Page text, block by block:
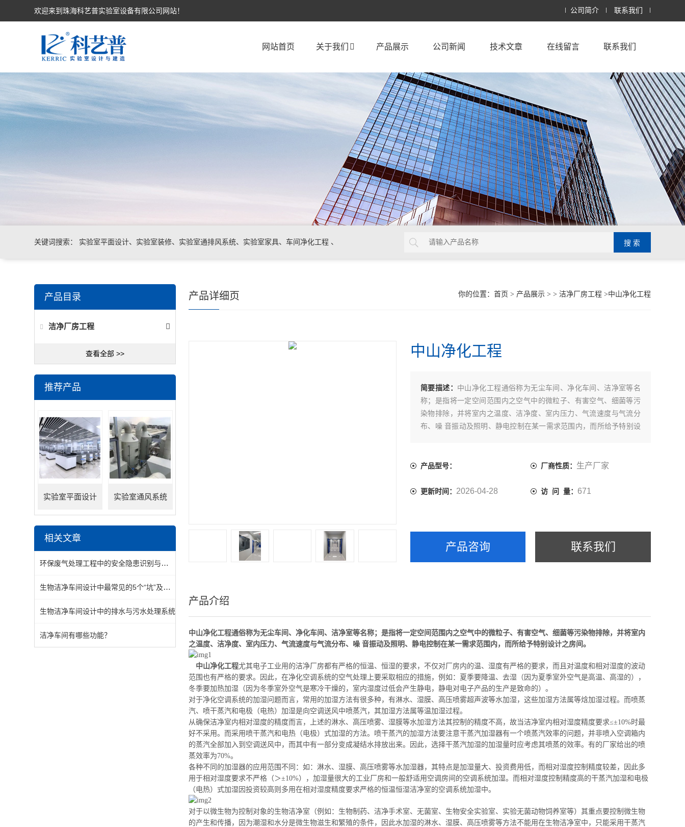
欢迎来到珠海科艺普实验室设备有限公司网站！ 公司简介 联系我们
网站首页 关于我们 产品展示 公司新闻 技术文章 在线留言 联系我们
关键词搜索： 实验室平面设计、实验室装修、实验室通排风系统、实验室家具、车间净化工程 、
产品目录
洁净厂房工程
查看全部 >>
推荐产品
实验室平面设计 实验室通风系统
相关文章
环保废气处理工程中的安全隐患识别与防范措施
生物洁净车间设计中最常见的5个“坑”及规避方法
生物洁净车间设计中的排水与污水处理系统
洁净车间有哪些功能？
你的位置： 首页 > 产品展示> > 洁净厂房工程>中山净化工程
产品详细页
中山净化工程
简要描述： 中山净化工程通俗称为无尘车间、净化车间、洁净室等名
称；是指将一定空间范围内之空气中的微粒子、有害空气、细菌等污
染物排除，并将室内之温度、洁净度、室内压力、气流速度与气流分
布、噪 音振动及照明、静电控制在某一需求范围内，而所给予特别设
产品型号： 厂商性质： 生产厂家
更新时间： 2026-04-28 访 问 量： 671
产品咨询 联系我们
产品介绍
中山净化工程通俗称为无尘车间、净化车间、洁净室等名称；是指将一定空间范围内之空气中的微粒子、有害空气、细菌等污染物排除，并将室内
之温度、洁净度、室内压力、气流速度与气流分布、噪 音振动及照明、静电控制在某一需求范围内，而所给予特别设计之房间。
中山净化工程尤其电子工业用的洁净厂房都有严格的恒温、恒湿的要求，不仅对厂房内的温、湿度有严格的要求，而且对温度和相对湿度的波动
范围也有严格的要求。因此，在净化空调系统的空气处理上要采取相应的措施，例如：夏季要降温、去湿（因为夏季室外空气是高温、高湿的），
冬季要加热加湿（因为冬季室外空气是寒冷干燥的，室内湿度过低会产生静电，静电对电子产品的生产是致命的）。
对于净化空调系统的加湿问题而言，常用的加湿方法有很多种，有淋水、湿膜、高压喷雾超声波等水加湿，这些加湿方法属等焓加湿过程。而喷蒸
汽、 喷干蒸汽和电极（电热）加湿是向空调送风中喷蒸汽，其加湿方法属等温加湿过程。
从确保洁净室内相对湿度的精度而言，上述的淋水、高压喷雾、 湿膜等水加湿方法其控制的精度不高，故当洁净室内相对湿度精度要求≤±10%时最
好不采用。而采用喷干蒸汽和电热（电极）式加湿的方法。 喷干蒸汽的加湿方法要注意干蒸汽加湿器有一个喷蒸汽效率的问题，并非喷入空调箱内
的蒸汽全部加入到空调送风中，而其中有一部分变成凝结水排放出来。因此，选择干蒸汽加湿的加湿量时应考虑其喷蒸的效率。有的厂家给出的喷
蒸效率为70%。
各种不同的加湿器的应用范围不同：如：淋水、湿膜、高压喷雾等水加湿器，其特点是加湿量大、投资费用低，而相对湿度控制精度较差，因此多
用于相对湿度要求不严格（＞±10%）， 加湿量很大的工业厂房和一般舒适用 空调房间的空调系统加湿。而相对湿度控制精度高的干蒸汽加湿和电极
（电热）式加湿因投资较高则多用在相对湿度精度要求严格的恒温恒湿洁净室的空调系统加湿中。
对于以微生物为控制对象的生物洁净室（例如：生物制药、洁净手术室、无菌室、生物安全实验室、实验无菌动物饲养室等）其重点要控制微生物
的产生和传播，因为潮湿和水分是微生物滋生和繁殖的条件，因此水加湿的淋水、湿膜、高压喷雾等方法不能用在生物洁净室中，只能采用干蒸汽